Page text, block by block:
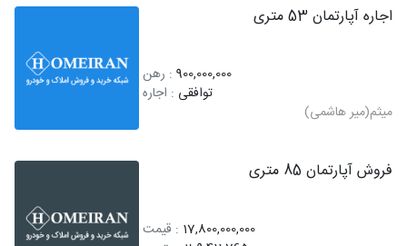
اجاره آپارتمان 53 متری
900,000,000 : رهن
توافقی : اجاره
میثم(میر هاشمی)
فروش آپارتمان 85 متری
17,800,000,000 : قیمت